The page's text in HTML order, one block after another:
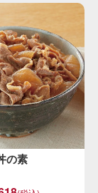
の素